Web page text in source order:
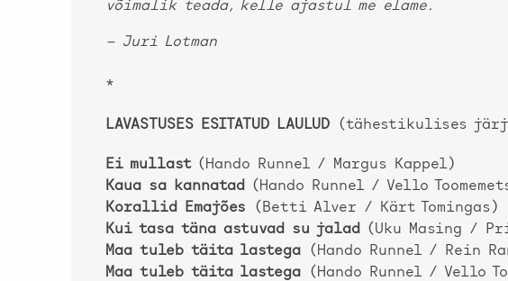
võimalik teada, kelle ajastul me elame.
— Juri Lotman
*
LAVASTUSES ESITATUD LAULUD (tähestikulises
Ei mullast (Hando Runnel / Margus Kappel)
Kaua sa kannatad (Hando Runnel / Vello
Korallid Emajões (Betti Alver / Kärt Tomingas)
Kui tasa täna astuvad su jalad (Uku Masing /
Maa tuleb täita lastega (Hando Runnel / Rein
Maa tuleb täita lastega (Hando Runnel / Vello